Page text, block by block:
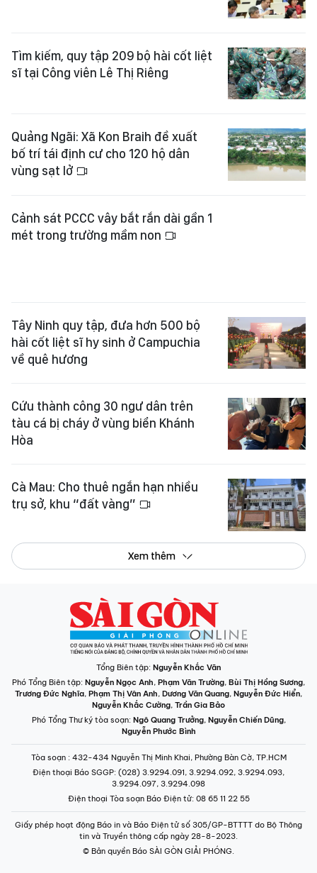
Tìm kiếm, quy tập 209 bộ hài cốt liệt
sĩ tại Công viên Lê Thị Riêng
Quảng Ngãi: Xã Kon Braih đề xuất
bố trí tái định cư cho 120 hộ dân
vùng sạt lở
Cảnh sát PCCC vây bắt rắn dài gần 1
mét trong trường mầm non
hài cốt liệt sĩ hy sinh ở Campuchia
về quê hương
tàu cá bị cháy ở vùng biển Khánh
Hòa
trụ sở, khu “đất vàng”
Tổng Biên tập:Nguyễn Khắc Văn
Nguyễn Ngọc Anh,Phạm Văn Trường
Phạm Thị Vân Anh ,Dương Văn Quang
Nguyễn Khắc Cường,Trần Gia Bảo
Phó Tổng Thư ký tòa soạn: Ngô Quang Trưởng Nguyễn Chiến Dũng
Nguyễn Phước Bình
: 432-434 Nguyễn Thị Minh Khai, Phường Bàn Cờ, TP.HCM
Điện thoại Báo SGGP : (028) 3.9294.091, 3.9294.092, 3.9294.093,
3.9294.097, 3.9294.098
Điện thoại Tòa soạn Báo Điện tử : 08 65 11 22 55
Giấy phép hoạt động Báo in và Báo Điện tử số 305/GP-BTTTT do Bộ Thông
© Bản quyền Báo SÀI GÒN GIẢI PHÓNG.